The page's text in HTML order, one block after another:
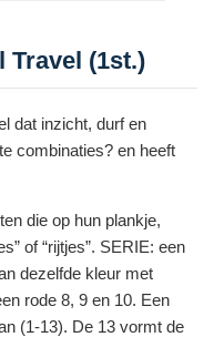
Travel (1st.)
dat inzicht, durf en
combinaties? en heeft
die op hun plankje,
of “rijtjes”. SERIE: een
dezelfde kleur met
rode 8, 9 en 10. Een
(1-13). De 13 vormt de